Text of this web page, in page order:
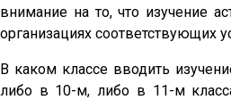
внимание на то, что изучение
организациях соответствующих
В каком классе вводить
либо в 10-м, либо в 11-м